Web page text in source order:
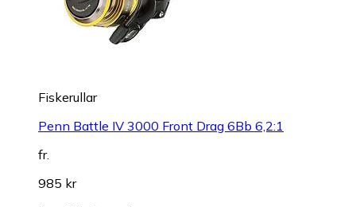
Fiskerullar
Penn Battle IV 3000 Front Drag 6Bb 6,2:1
fr.
985 kr